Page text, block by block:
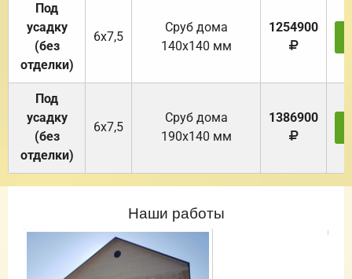
Под
усадку
(без
отделки)
6х7,5
Cруб дома
140х140 мм
1254900
Под
усадку
(без
отделки)
6х7,5
Cруб дома
190х140 мм
1386900
Наши работы